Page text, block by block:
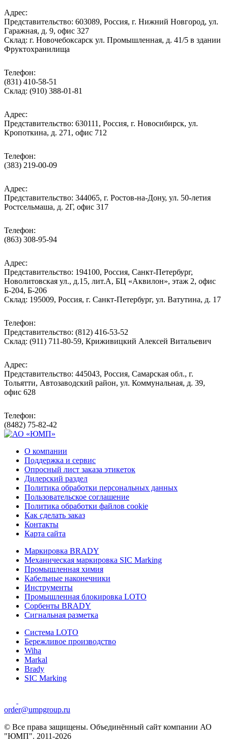
Адрес:
Представительство: 603089, Россия, г. Нижний Новгород, ул.
Гаражная, д. 9, офис 327
Склад: г. Новочебоксарск ул. Промышленная, д. 41/5 в здании
Фруктохранилища
Телефон:
(831) 410-58-51
Склад: (910) 388-01-81
Адрес:
Представительство: 630111, Россия, г. Новосибирск, ул.
Кропоткина, д. 271, офис 712
Телефон:
(383) 219-00-09
Адрес:
Представительство: 344065, г. Ростов-на-Дону, ул. 50-летия
Ростсельмаша, д. 2Г, офис 317
Телефон:
(863) 308-95-94
Адрес:
Представительство: 194100, Россия, Санкт-Петербург,
Новолитовская ул., д.15, лит.А, БЦ «Аквилон», этаж 2, офис
Б-204, Б-206
Склад: 195009, Россия, г. Санкт-Петербург, ул. Ватутина, д. 17
Телефон:
Представительство: (812) 416-53-52
Склад: (911) 711-80-59, Криживицкий Алексей Витальевич
Адрес:
Представительство: 445043, Россия, Самарская обл., г.
Тольятти, Автозаводский район, ул. Коммунальная, д. 39,
офис 628
Телефон:
(8482) 75-82-42
О компании
Поддержка и сервис
Опросный лист заказа этикеток
Дилерский раздел
Политика обработки персональных данных
Пользовательское соглашение
Политика обработки файлов cookie
Как сделать заказ
Контакты
Карта сайта
Маркировка BRADY
Механическая маркировка SIC Marking
Промышленная химия
Кабельные наконечники
Инструменты
Промышленная блокировка LOTO
Сорбенты BRADY
Сигнальная разметка
Система LOTO
Бережливое производство
Wiha
Markal
Brady
SIC Marking
order@umpgroup.ru
© Все права защищены. Объединённый сайт компании АО
"ЮМП". 2011-2026